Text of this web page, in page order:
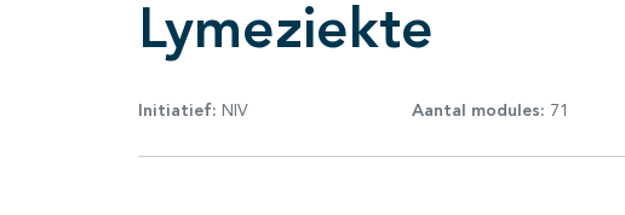
Lymeziekte
Initiatief: NIV Aantal modules: 71